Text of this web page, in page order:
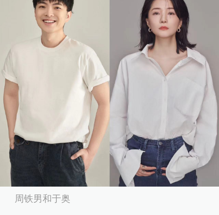
周铁男和于奥